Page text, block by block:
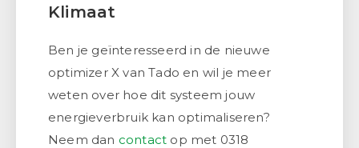
Klimaat
Ben je geïnteresseerd in de nieuwe
optimizer X van Tado en wil je meer
weten over hoe dit systeem jouw
energieverbruik kan optimaliseren?
Neem dan contact op met 0318